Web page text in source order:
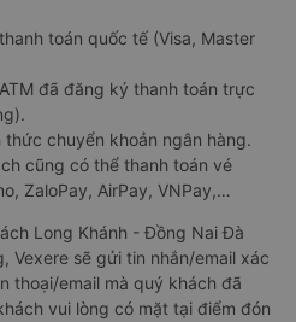
toán quốc tế (Visa, Master
đã đăng ký thanh toán trực
chuyển khoản ngân hàng.
cũng có thể thanh toán vé
ZaloPay, AirPay, VNPay,…
Long Khánh - Đồng Nai Đà
Vexere sẽ gửi tin nhắn/email xác
thoại/email mà quý khách đã
vui lòng có mặt tại điểm đón